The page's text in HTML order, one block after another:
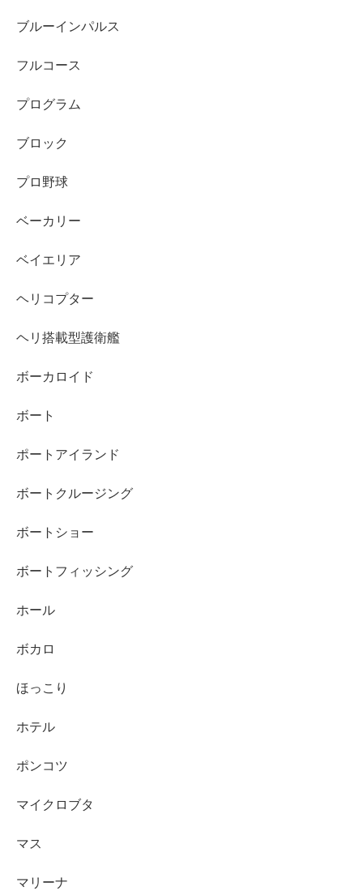
ブルーインパルス
フルコース
プログラム
ブロック
プロ野球
ベーカリー
ベイエリア
ヘリコプター
ヘリ搭載型護衛艦
ボーカロイド
ボート
ポートアイランド
ボートクルージング
ボートショー
ボートフィッシング
ホール
ボカロ
ほっこり
ホテル
ポンコツ
マイクロブタ
マス
マリーナ